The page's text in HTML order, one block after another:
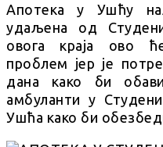
Апотека у Ушћу
удаљена од
овога краја ово
проблем јер је
дана како би
амбуланти у
Ушћа како би